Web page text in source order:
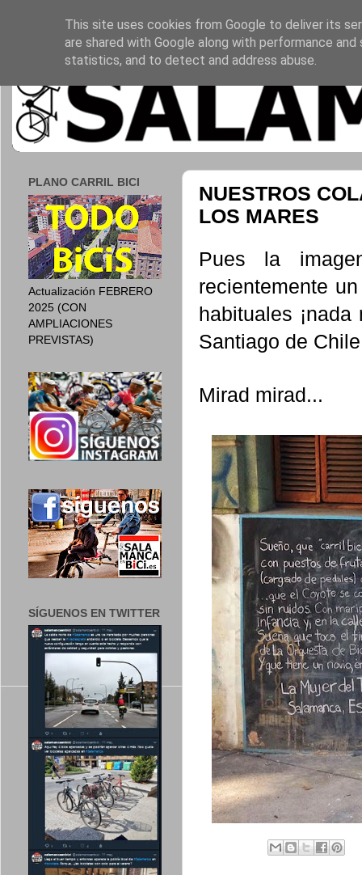
NUESTROS
LOS MARES
Pues la
recientemente
habituales
Santiago de
Mirad mirad...
PLANO CARRIL BICI
Actualización FEBRERO
2025 (CON
AMPLIACIONES
PREVISTAS)
SÍGUENOS EN TWITTER
This site uses cookies from Google to deliver its
are shared with Google along with performance
statistics, and to detect and address abuse.